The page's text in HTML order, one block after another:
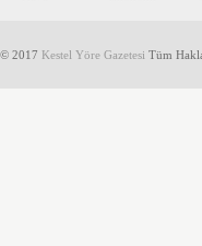
© 2017 Kestel Yöre Gazetesi Tüm